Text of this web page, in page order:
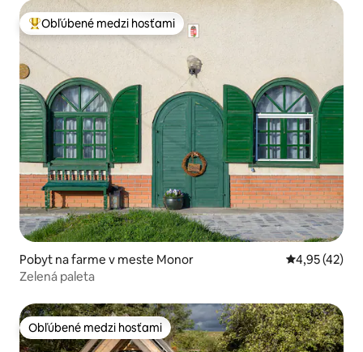
Najobľúbenejšie medzi hosťami
Obľúbené medzi hosťami
Pobyt na farme v meste Monor Priemerné
4,95 (42)
Zelená paleta
Obľúbené medzi hosťami
Obľúbené medzi hosťami